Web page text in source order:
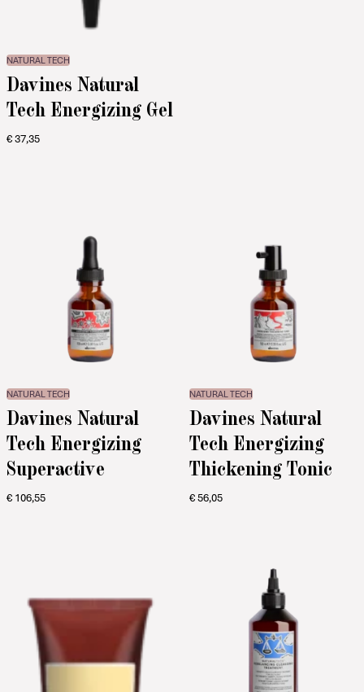
NATURAL TECH
Davines Natural
Tech Energizing Gel
€37,35
NATURAL TECH
Davines Natural
Tech Energizing
Superactive
€ 106,55
NATURAL TECH
Davines Natural
Tech Energizing
Thickening Tonic
€56,05